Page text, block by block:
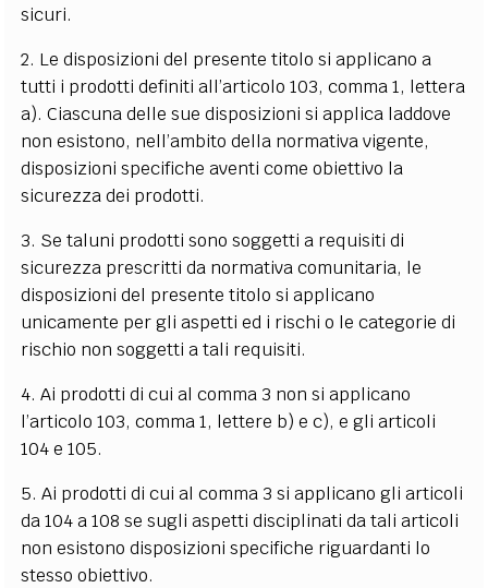
sicuri.
2. Le disposizioni del presente titolo si applicano a
tutti i prodotti definiti all’articolo 103, comma 1, lettera
a). Ciascuna delle sue disposizioni si applica laddove
non esistono, nell’ambito della normativa vigente,
disposizioni specifiche aventi come obiettivo la
sicurezza dei prodotti.
3. Se taluni prodotti sono soggetti a requisiti di
sicurezza prescritti da normativa comunitaria, le
disposizioni del presente titolo si applicano
unicamente per gli aspetti ed i rischi o le categorie di
rischio non soggetti a tali requisiti.
4. Ai prodotti di cui al comma 3 non si applicano
l’articolo 103, comma 1, lettere b) e c), e gli articoli
104 e 105.
5. Ai prodotti di cui al comma 3 si applicano gli articoli
da 104 a 108 se sugli aspetti disciplinati da tali articoli
non esistono disposizioni specifiche riguardanti lo
stesso obiettivo.